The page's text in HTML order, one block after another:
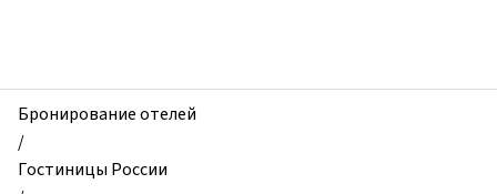
и
квартиры,
Большая
дизайнерская
Бронирование отелей
/
Гостиницы России